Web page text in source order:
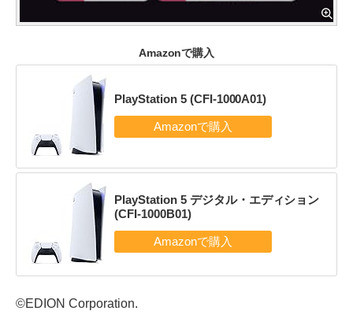
Amazonで購入
PlayStation 5 (CFI-1000A01)
PlayStation 5 デジタル・エディション
(CFI-1000B01)
©EDION Corporation.